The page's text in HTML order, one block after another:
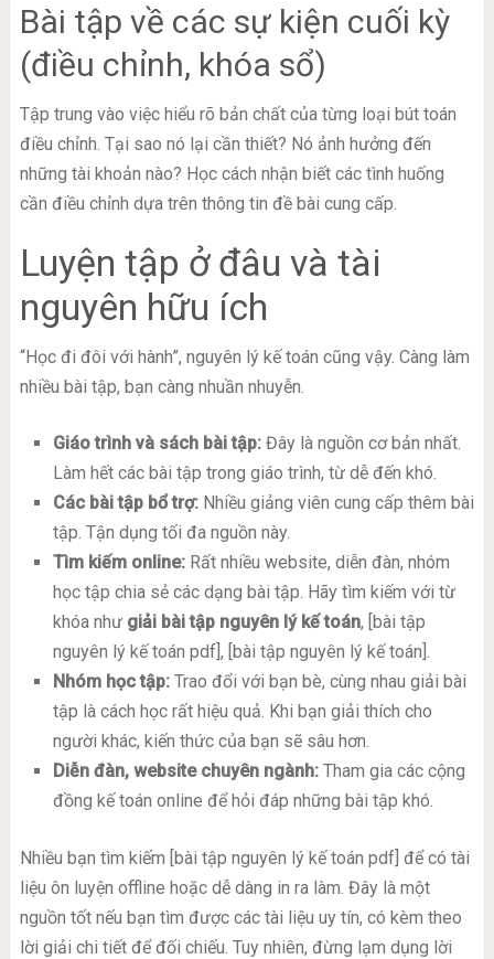
Bài tập về các sự kiện cuối kỳ
(điều chỉnh, khóa sổ)
Tập trung vào việc hiểu rõ bản chất của từng loại bút toán
điều chỉnh. Tại sao nó lại cần thiết? Nó ảnh hưởng đến
những tài khoản nào? Học cách nhận biết các tình huống
cần điều chỉnh dựa trên thông tin đề bài cung cấp.
Luyện tập ở đâu và tài
nguyên hữu ích
“Học đi đôi với hành”, nguyên lý kế toán cũng vậy. Càng làm
nhiều bài tập, bạn càng nhuần nhuyễn.
Giáo trình và sách bài tập:Đây là nguồn cơ bản nhất.
Làm hết các bài tập trong giáo trình, từ dễ đến khó.
Các bài tập bổ trợ:Nhiều giảng viên cung cấp thêm bài
tập. Tận dụng tối đa nguồn này.
Tìm kiếm online:Rất nhiều website, diễn đàn, nhóm
học tập chia sẻ các dạng bài tập. Hãy tìm kiếm với từ
khóa như giải bài tập nguyên lý kế toán, [bài tập
nguyên lý kế toán pdf], [bài tập nguyên lý kế toán].
Nhóm học tập:Trao đổi với bạn bè, cùng nhau giải bài
tập là cách học rất hiệu quả. Khi bạn giải thích cho
người khác, kiến thức của bạn sẽ sâu hơn.
Diễn đàn, website chuyên ngành:Tham gia các cộng
đồng kế toán online để hỏi đáp những bài tập khó.
Nhiều bạn tìm kiếm [bài tập nguyên lý kế toán pdf] để có tài
liệu ôn luyện offline hoặc dễ dàng in ra làm. Đây là một
nguồn tốt nếu bạn tìm được các tài liệu uy tín, có kèm theo
lời giải chi tiết để đối chiếu. Tuy nhiên, đừng lạm dụng lời